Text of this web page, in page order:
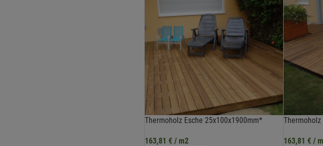
Thermoholz Esche 25x100x1900mm*
163,81 €/ m2 163,81 €/